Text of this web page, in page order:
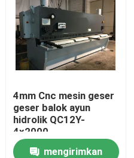
4mm Cnc mesin geser
geser balok ayun
hidrolik QC12Y-
4x2000
mengirimkan